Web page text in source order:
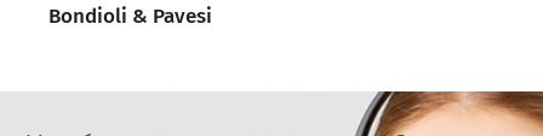
Bondioli & Pavesi